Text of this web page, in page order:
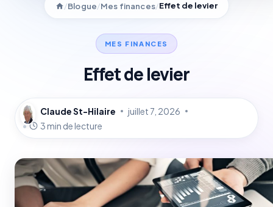
/Blogue/Mes finances/Effet de levier
MES FINANCES
Effet de levier
Claude St-Hilaire
juillet 7, 2026
3 min de lecture